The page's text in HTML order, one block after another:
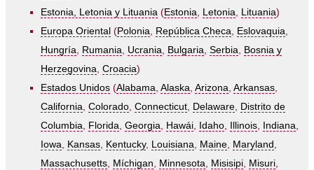
Estonia, Letonia y Lituania (Estonia, Letonia, Lituania)
Europa Oriental (Polonia, República Checa, Eslovaquia,
Hungría, Rumania, Ucrania, Bulgaria, Serbia, Bosnia y
Herzegovina, Croacia)
Estados Unidos (Alabama, Alaska, Arizona, Arkansas,
California, Colorado, Connecticut, Delaware, Distrito de
Columbia, Florida, Georgia, Hawái, Idaho, Illinois, Indiana,
Iowa, Kansas, Kentucky, Louisiana, Maine, Maryland ,
Massachusetts, Míchigan, Minnesota, Misisipi, Misuri,